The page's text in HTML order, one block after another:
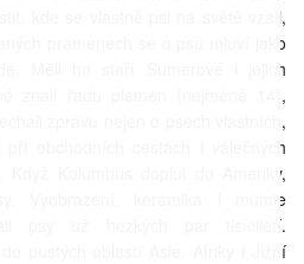
kde se vlastně psi na světě vzali,
pramenech se o psu mluví jako
Měli ho staří Sumerové i jejich
znali řadu plemen (nejméně 14),
zprávu nejen o psech vlastních,
obchodních cestách i válečných
Kolumbus doplul do Ameriky,
Vyobrazení, keramika i mumie
psy už hezkých pár tisíciletí.
pustých oblastí Asie, Afriky i Jižní